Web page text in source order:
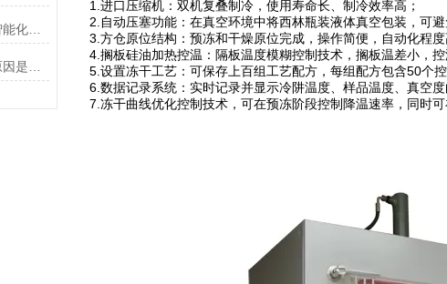
实验室冷冻干燥机的冻干过程智能化功能和基本操作流程
1.进口压缩机：双机复叠制冷，使用寿命长、制冷效率高；
2.自动压塞功能：在真空环境中将西林瓶装液体真空包装，可
3.方仓原位结构：预冻和干燥原位完成，操作简便，自动化程度
4.搁板硅油加热控温：隔板温度模糊控制技术，搁板温差小，
5.设置冻干工艺：可保存上百组工艺配方，每组配方包含50个
6.数据记录系统：实时记录并显示冷阱温度、样品温度、真空
7.冻干曲线优化控制技术，可在预冻阶段控制降温速率，同时